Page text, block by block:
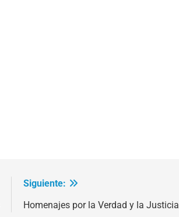
Siguiente:
Homenajes por la Verdad y la Justicia